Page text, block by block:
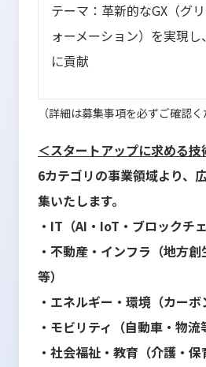
テーマ：革新的なGX（グ
ォーメーション）を実現
に貢献
（詳細は募集事項を必ずご確認く
＜スタートアップに求める技
6カテゴリの事業領域より、
集いたします。
・IT（AI・IoT・ブロックチェ
・不動産・インフラ（地方
等）
・エネルギー・環境（カーボ
・モビリティ（自動車・物流
・社会福祉・教育（介護・